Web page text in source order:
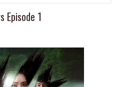
Episode 1